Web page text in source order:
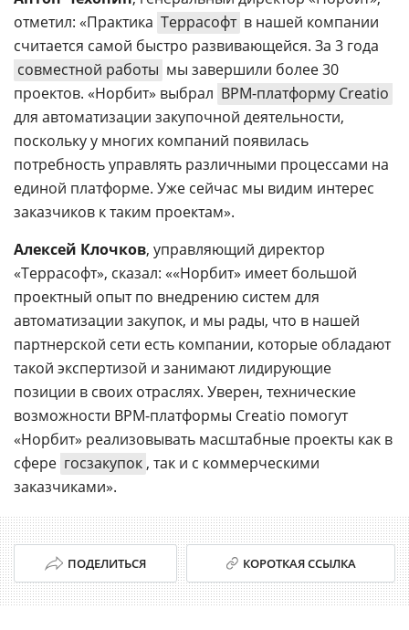
отметил: «Практика Террасофт в нашей компании
считается самой быстро развивающейся. За 3 года
совместной работы мы завершили более 30
проектов. «Норбит» выбрал BPM-платформу Creatio
для автоматизации закупочной деятельности,
поскольку у многих компаний появилась
потребность управлять различными процессами на
единой платформе. Уже сейчас мы видим интерес
заказчиков к таким проектам».
Алексей Клочков, управляющий директор
«Террасофт», сказал: ««Норбит» имеет большой
проектный опыт по внедрению систем для
автоматизации закупок, и мы рады, что в нашей
партнерской сети есть компании, которые обладают
такой экспертизой и занимают лидирующие
позиции в своих отраслях. Уверен, технические
возможности BPM-платформы Creatio помогут
«Норбит» реализовывать масштабные проекты как в
сфере госзакупок , так и с коммерческими
заказчиками».
ПОДЕЛИТЬСЯ КОРОТКАЯ ССЫЛКА